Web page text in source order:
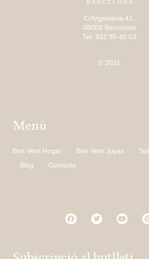
C/Argenteria 41,
08003 Barcelona
Tel: 932 95 40 53
© 2021
Menú
Bon Vent Hogar Bon Vent Joyas
Blog
Contacto